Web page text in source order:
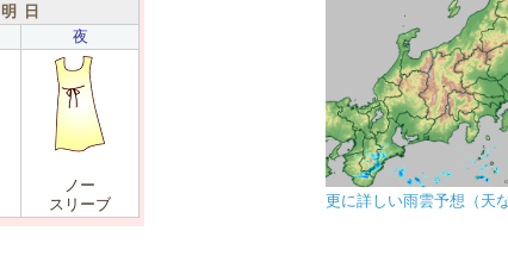
明 日
夜
ノー
スリーブ
更に詳しい雨雲予想（天